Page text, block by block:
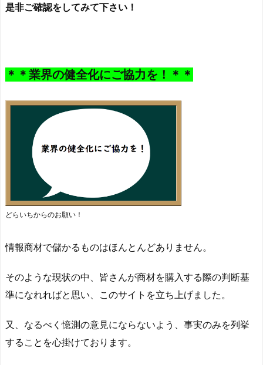
是非ご確認をしてみて下さい！
＊＊業界の健全化にご協力を！＊＊
どらいちからのお願い！
情報商材で儲かるものはほんとんどありません。
そのような現状の中、皆さんが商材を購入する際の判断基
準になれればと思い、このサイトを立ち上げました。
又、なるべく憶測の意見にならないよう、事実のみを列挙
することを心掛けております。